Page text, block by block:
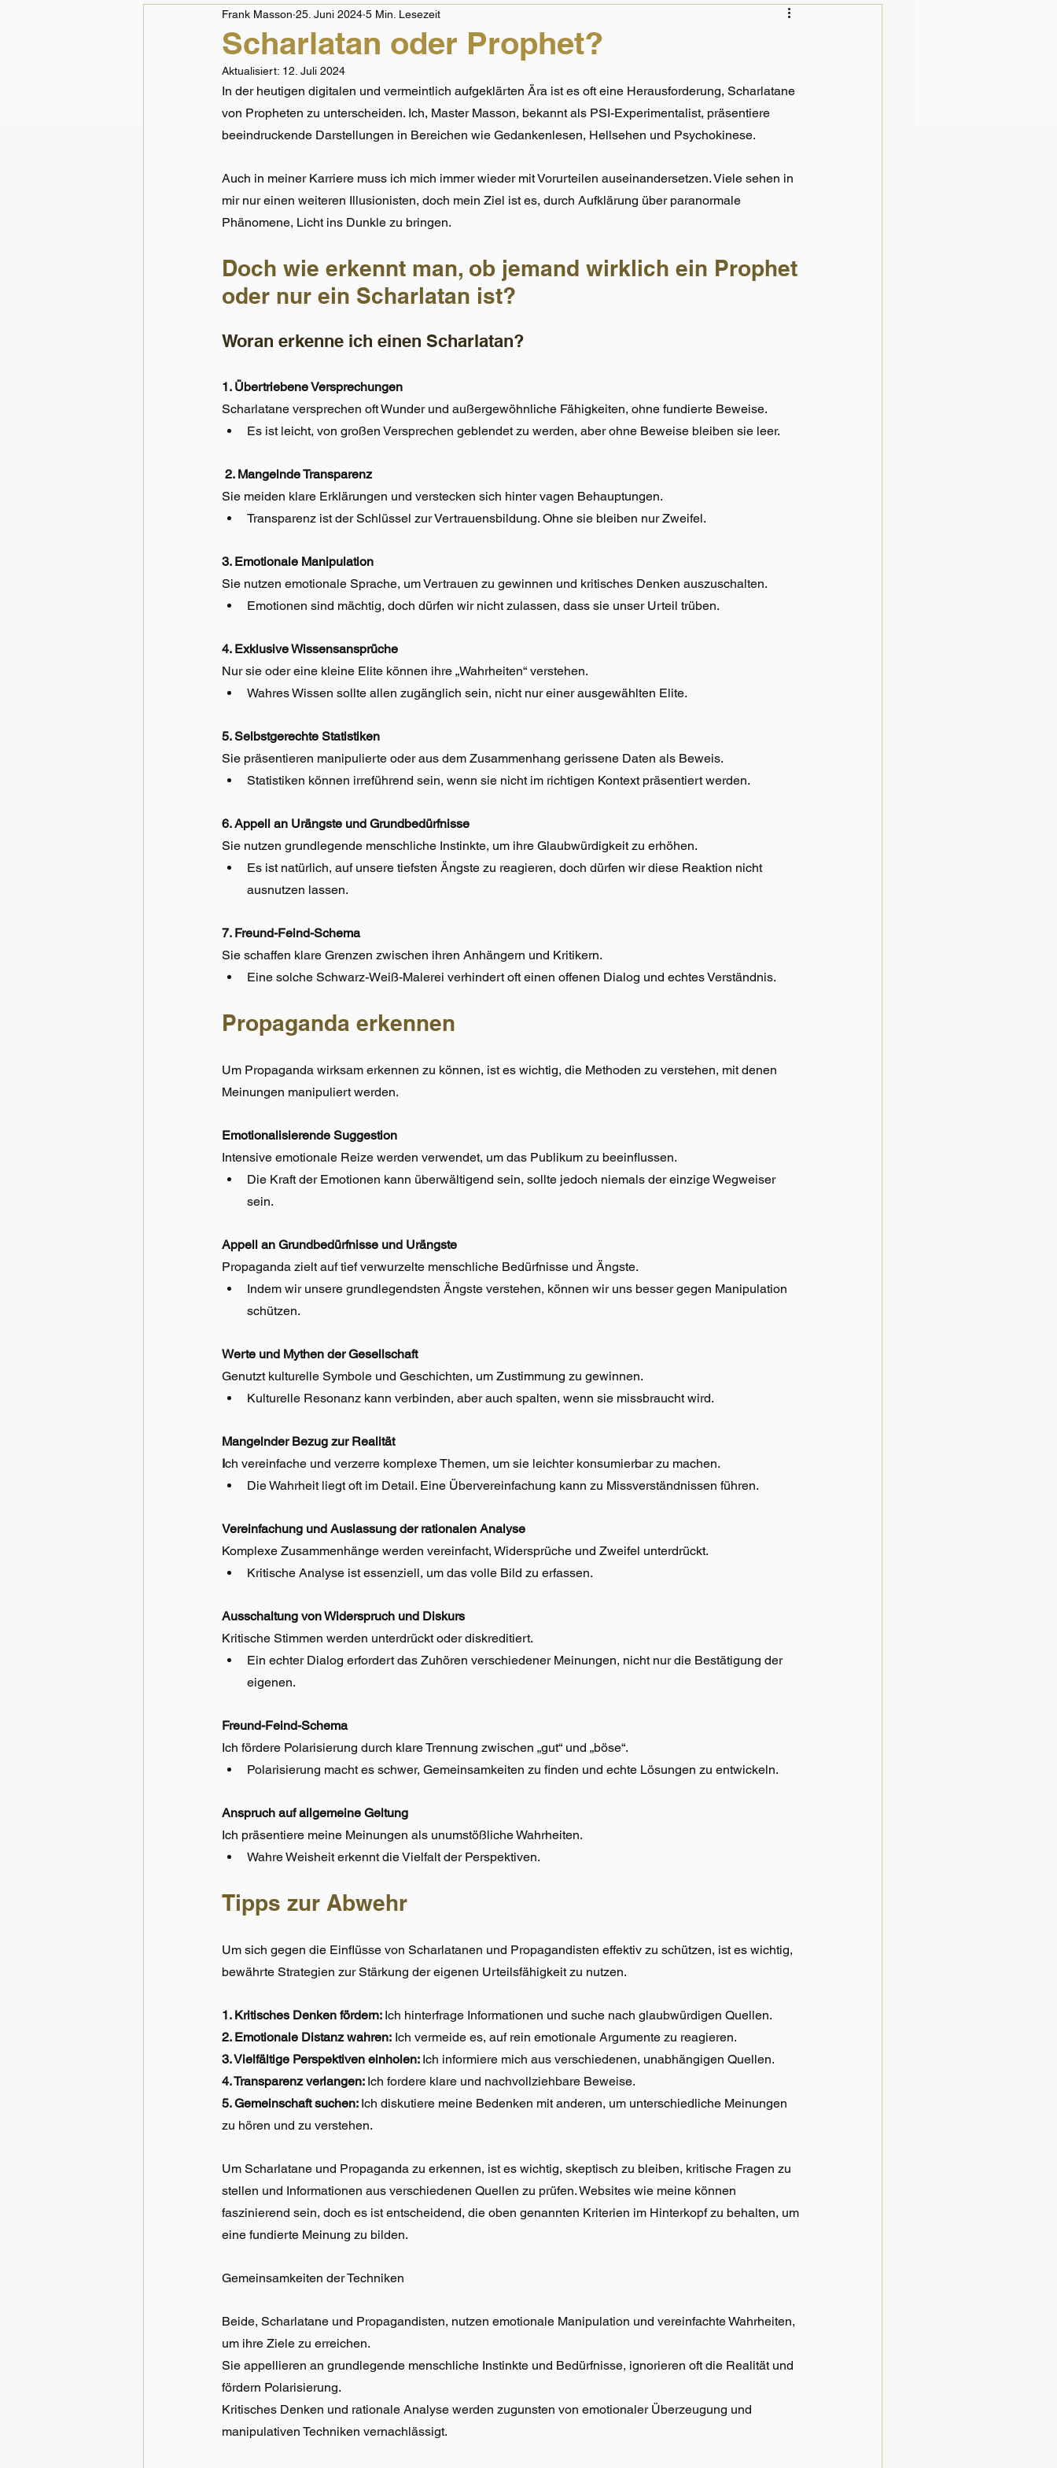
Scharlatan oder Prophet?
Frank Masson 25. Juni 2024 5 Min. Lesezeit
Aktualisiert: 12. Juli 2024
In der heutigen digitalen und vermeintlich aufgeklärten Ära ist es oft eine Herausforderung, Scharlatane
von Propheten zu unterscheiden. Ich, Master Masson, bekannt als PSI-Experimentalist, präsentiere
beeindruckende Darstellungen in Bereichen wie Gedankenlesen, Hellsehen und Psychokinese.
Auch in meiner Karriere muss ich mich immer wieder mit Vorurteilen auseinandersetzen. Viele sehen in
mir nur einen weiteren Illusionisten, doch mein Ziel ist es, durch Aufklärung über paranormale
Phänomene, Licht ins Dunkle zu bringen.
Doch wie erkennt man, ob jemand wirklich ein Prophet
oder nur ein Scharlatan ist?
Woran erkenne ich einen Scharlatan?
1. Übertriebene Versprechungen
Scharlatane versprechen oft Wunder und außergewöhnliche Fähigkeiten, ohne fundierte Beweise.
Es ist leicht, von großen Versprechen geblendet zu werden, aber ohne Beweise bleiben sie leer.
2. Mangelnde Transparenz
Sie meiden klare Erklärungen und verstecken sich hinter vagen Behauptungen.
Transparenz ist der Schlüssel zur Vertrauensbildung. Ohne sie bleiben nur Zweifel.
3. Emotionale Manipulation
Sie nutzen emotionale Sprache, um Vertrauen zu gewinnen und kritisches Denken auszuschalten.
Emotionen sind mächtig, doch dürfen wir nicht zulassen, dass sie unser Urteil trüben.
4. Exklusive Wissensansprüche
Nur sie oder eine kleine Elite können ihre „Wahrheiten“ verstehen.
Wahres Wissen sollte allen zugänglich sein, nicht nur einer ausgewählten Elite.
5. Selbstgerechte Statistiken
Sie präsentieren manipulierte oder aus dem Zusammenhang gerissene Daten als Beweis.
Statistiken können irreführend sein, wenn sie nicht im richtigen Kontext präsentiert werden.
6. Appell an Urängste und Grundbedürfnisse
Sie nutzen grundlegende menschliche Instinkte, um ihre Glaubwürdigkeit zu erhöhen.
Es ist natürlich, auf unsere tiefsten Ängste zu reagieren, doch dürfen wir diese Reaktion nicht
ausnutzen lassen.
7. Freund-Feind-Schema
Sie schaffen klare Grenzen zwischen ihren Anhängern und Kritikern.
Eine solche Schwarz-Weiß-Malerei verhindert oft einen offenen Dialog und echtes Verständnis.
Propaganda erkennen
Um Propaganda wirksam erkennen zu können, ist es wichtig, die Methoden zu verstehen, mit denen
Meinungen manipuliert werden.
Emotionalisierende Suggestion
Intensive emotionale Reize werden verwendet, um das Publikum zu beeinflussen.
Die Kraft der Emotionen kann überwältigend sein, sollte jedoch niemals der einzige Wegweiser
sein.
Appell an Grundbedürfnisse und Urängste
Propaganda zielt auf tief verwurzelte menschliche Bedürfnisse und Ängste.
Indem wir unsere grundlegendsten Ängste verstehen, können wir uns besser gegen Manipulation
schützen.
Werte und Mythen der Gesellschaft
Genutzt kulturelle Symbole und Geschichten, um Zustimmung zu gewinnen.
Kulturelle Resonanz kann verbinden, aber auch spalten, wenn sie missbraucht wird.
Mangelnder Bezug zur Realität
Ich vereinfache und verzerre komplexe Themen, um sie leichter konsumierbar zu machen.
Die Wahrheit liegt oft im Detail. Eine Übervereinfachung kann zu Missverständnissen führen.
Vereinfachung und Auslassung der rationalen Analyse
Komplexe Zusammenhänge werden vereinfacht, Widersprüche und Zweifel unterdrückt.
Kritische Analyse ist essenziell, um das volle Bild zu erfassen.
Ausschaltung von Widerspruch und Diskurs
Kritische Stimmen werden unterdrückt oder diskreditiert.
Ein echter Dialog erfordert das Zuhören verschiedener Meinungen, nicht nur die Bestätigung der
eigenen.
Freund-Feind-Schema
Ich fördere Polarisierung durch klare Trennung zwischen „gut“ und „böse“.
Polarisierung macht es schwer, Gemeinsamkeiten zu finden und echte Lösungen zu entwickeln.
Anspruch auf allgemeine Geltung
Ich präsentiere meine Meinungen als unumstößliche Wahrheiten.
Wahre Weisheit erkennt die Vielfalt der Perspektiven.
Tipps zur Abwehr
Um sich gegen die Einflüsse von Scharlatanen und Propagandisten effektiv zu schützen, ist es wichtig,
bewährte Strategien zur Stärkung der eigenen Urteilsfähigkeit zu nutzen.
1. Kritisches Denken fördern: Ich hinterfrage Informationen und suche nach glaubwürdigen Quellen.
2. Emotionale Distanz wahren: Ich vermeide es, auf rein emotionale Argumente zu reagieren.
3. Vielfältige Perspektiven einholen: Ich informiere mich aus verschiedenen, unabhängigen Quellen.
4. Transparenz verlangen: Ich fordere klare und nachvollziehbare Beweise.
5. Gemeinschaft suchen: Ich diskutiere meine Bedenken mit anderen, um unterschiedliche Meinungen
zu hören und zu verstehen.
Um Scharlatane und Propaganda zu erkennen, ist es wichtig, skeptisch zu bleiben, kritische Fragen zu
stellen und Informationen aus verschiedenen Quellen zu prüfen. Websites wie meine können
faszinierend sein, doch es ist entscheidend, die oben genannten Kriterien im Hinterkopf zu behalten, um
eine fundierte Meinung zu bilden.
Gemeinsamkeiten der Techniken
Beide, Scharlatane und Propagandisten, nutzen emotionale Manipulation und vereinfachte Wahrheiten,
um ihre Ziele zu erreichen.
Sie appellieren an grundlegende menschliche Instinkte und Bedürfnisse, ignorieren oft die Realität und
fördern Polarisierung.
Kritisches Denken und rationale Analyse werden zugunsten von emotionaler Überzeugung und
manipulativen Techniken vernachlässigt.